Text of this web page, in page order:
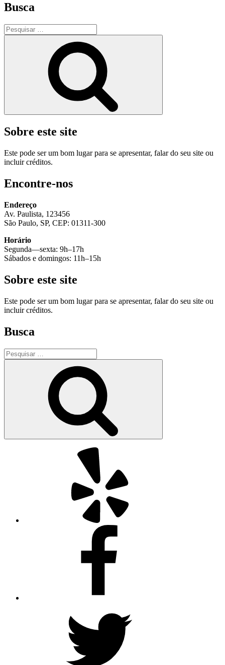
Busca
Pesquisar
por:
Sobre este site
Este pode ser um bom lugar para se apresentar, falar do seu site ou
incluir créditos.
Encontre-nos
Endereço
Av. Paulista, 123456
São Paulo, SP, CEP: 01311-300
Horário
Segunda—sexta: 9h–17h
Sábados e domingos: 11h–15h
Sobre este site
Este pode ser um bom lugar para se apresentar, falar do seu site ou
incluir créditos.
Busca
Pesquisar
por: